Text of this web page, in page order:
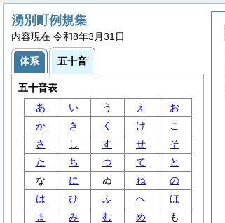
湧別町例規集
内容現在 令和8年3月31日
体系 五十音
五十音表
あ
い う え
お
か
き く け
こ
さ
し す せ
そ
た
ち つ て
と
な
に ぬ ね
の
は
ひ ふ へ
ほ
ま
み む め
も